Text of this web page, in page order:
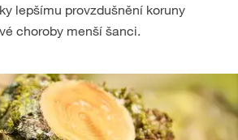
lepšímu provzdušnění koruny
choroby menší šanci.